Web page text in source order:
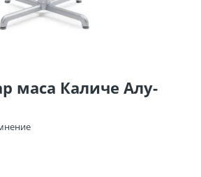
маса Каличе Алу-